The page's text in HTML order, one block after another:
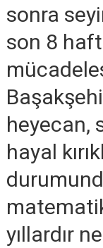
sonra
son 8
heyecan,
hayal
yıllardır